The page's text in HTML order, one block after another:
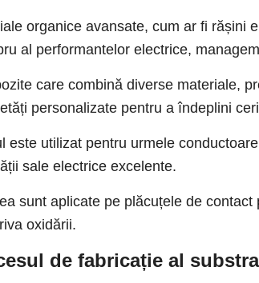
organice avansate, cum ar fi rășini
al performantelor electrice,
care combină diverse materiale,
personalizate pentru a îndeplini
este utilizat pentru urmele
sale electrice excelente.
sunt aplicate pe plăcuțele de
oxidării.
de fabricație al